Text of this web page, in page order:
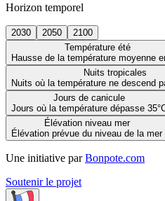
Horizon temporel
2030 2050
2100
Température été
Hausse de la température moyenne
Nuits tropicales
Nuits où la température ne descend
Jours de canicule
Jours où la température dépasse
Élévation niveau mer
Élévation prévue du niveau de la mer
Une initiative par Bonpote.com
Soutenir le projet